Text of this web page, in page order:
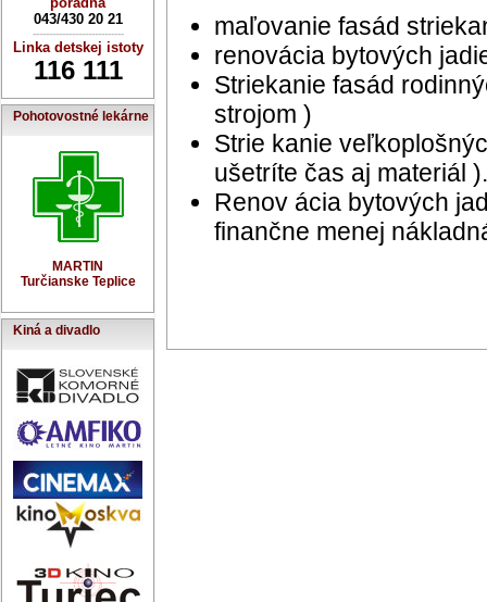
043/430 20 21
----------------------------
Linka detskej istoty
116 111
Pohotovostné lekárne
MARTIN
Turčianske Teplice
Kiná a divadlo
maľovanie fasád
renovácia bytových
Striekanie fasád
strojom )
Strie kanie
ušetríte čas aj materiál ).
Renov ácia bytových
finančne menej